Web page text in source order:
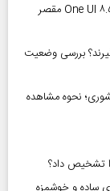
بحران باتری در گوشی‌های سامسونگ؛ آیا به‌روزرسانی One UI ۸.۵ مقصر
بررسی وضعیت
کشوری؛ نحوه مشاهده
تشخیص داد؟